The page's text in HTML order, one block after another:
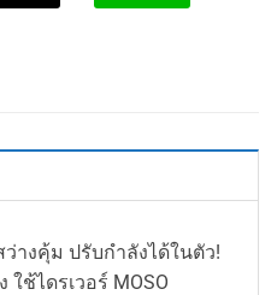
ว่างคุ้ม ปรับกำลังได้ในตัว!
ช้ไดรเวอร์ MOSO